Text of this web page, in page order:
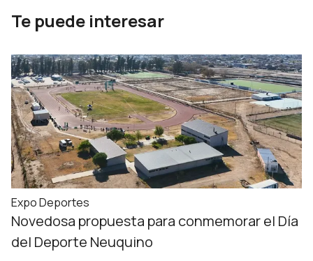
Te puede interesar
Expo Deportes
Novedosa propuesta para conmemorar el Día
del Deporte Neuquino